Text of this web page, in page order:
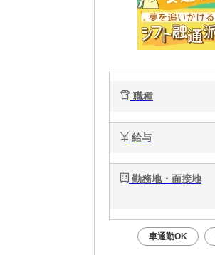
職種
給与
勤務地・面接地
車通勤OK